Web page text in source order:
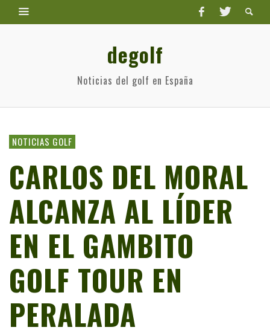
degolf
Noticias del golf en España
NOTICIAS GOLF
CARLOS DEL MORAL
ALCANZA AL LÍDER
EN EL GAMBITO
GOLF TOUR EN
PERALADA